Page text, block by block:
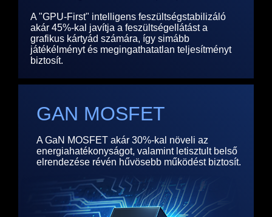
A "GPU-First" intelligens feszültségstabilizáló
akár 45%-kal javítja a feszültségellátást a
grafikus kártyád számára, így simább
játékélményt és megingathatatlan teljesítményt
biztosít.
GAN MOSFET
A GaN MOSFET akár 30%-kal növeli az
energiahatékonyságot, valamint letisztult belső
elrendezése révén hűvösebb működést biztosít.